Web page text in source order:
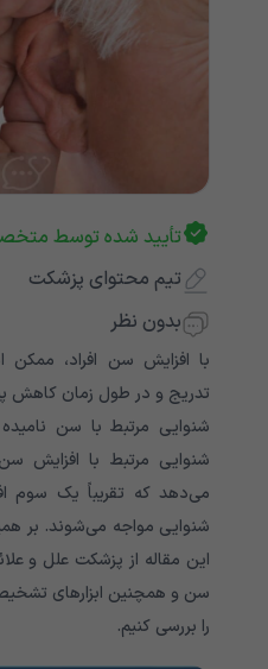
تأیید شده توسط
تیم محتوای پزشکت
بدون نظر
با افزایش سن افراد، ممکن
تدریج و در طول زمان کاهش
شنوایی مرتبط با سن
شنوایی مرتبط با افزایش
شنوایی مواجه می‌‌‌‌‌‌‌‌‌‌‌‌‌‌‌‌‌‌‌‌‌‌‌‌‌‌‌‌‌‌‌‌‌‌‌‌‌شوند. بر
این مقاله از پزشکت علل و
سن و همچنین ابزارهای
را بررسی کنیم.